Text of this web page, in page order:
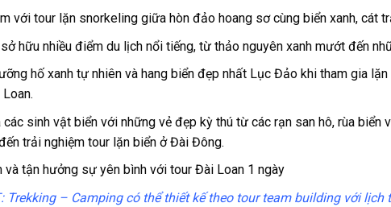
với tour lặn snorkeling giữa hòn đảo hoang sơ cùng biển xanh, cát
hữu nhiều điểm du lịch nổi tiếng, từ thảo nguyên xanh mướt đến
hố xanh tự nhiên và hang biển đẹp nhất Lục Đảo khi tham gia
các sinh vật biển với những vẻ đẹp kỳ thú từ các rạn san hô, rùa
trải nghiệm tour lặn biển ở Đài Đông.
và tận hưởng sự yên bình với tour Đài Loan 1 ngày
Trekking – Campingcó thể thiết kế theo tour team building với lịch